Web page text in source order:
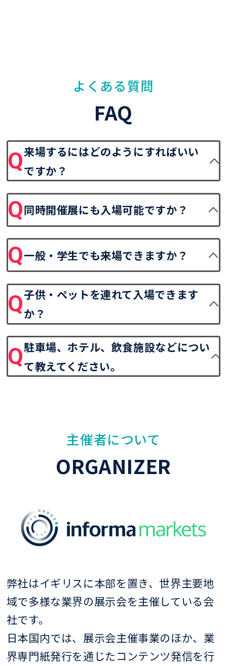
よくある質問
FAQ
来場するにはどのようにすればいい
ですか？
同時開催展にも入場可能ですか？
一般・学生でも来場できますか？
子供・ペットを連れて入場できます
か？
駐車場、ホテル、飲食施設などについ
て教えてください。
主催者について
ORGANIZER
弊社はイギリスに本部を置き、世界主要地
域で多様な業界の展示会を主催している会
社です。
日本国内では、展示会主催事業のほか、業
界専門紙発行を通じたコンテンツ発信を行